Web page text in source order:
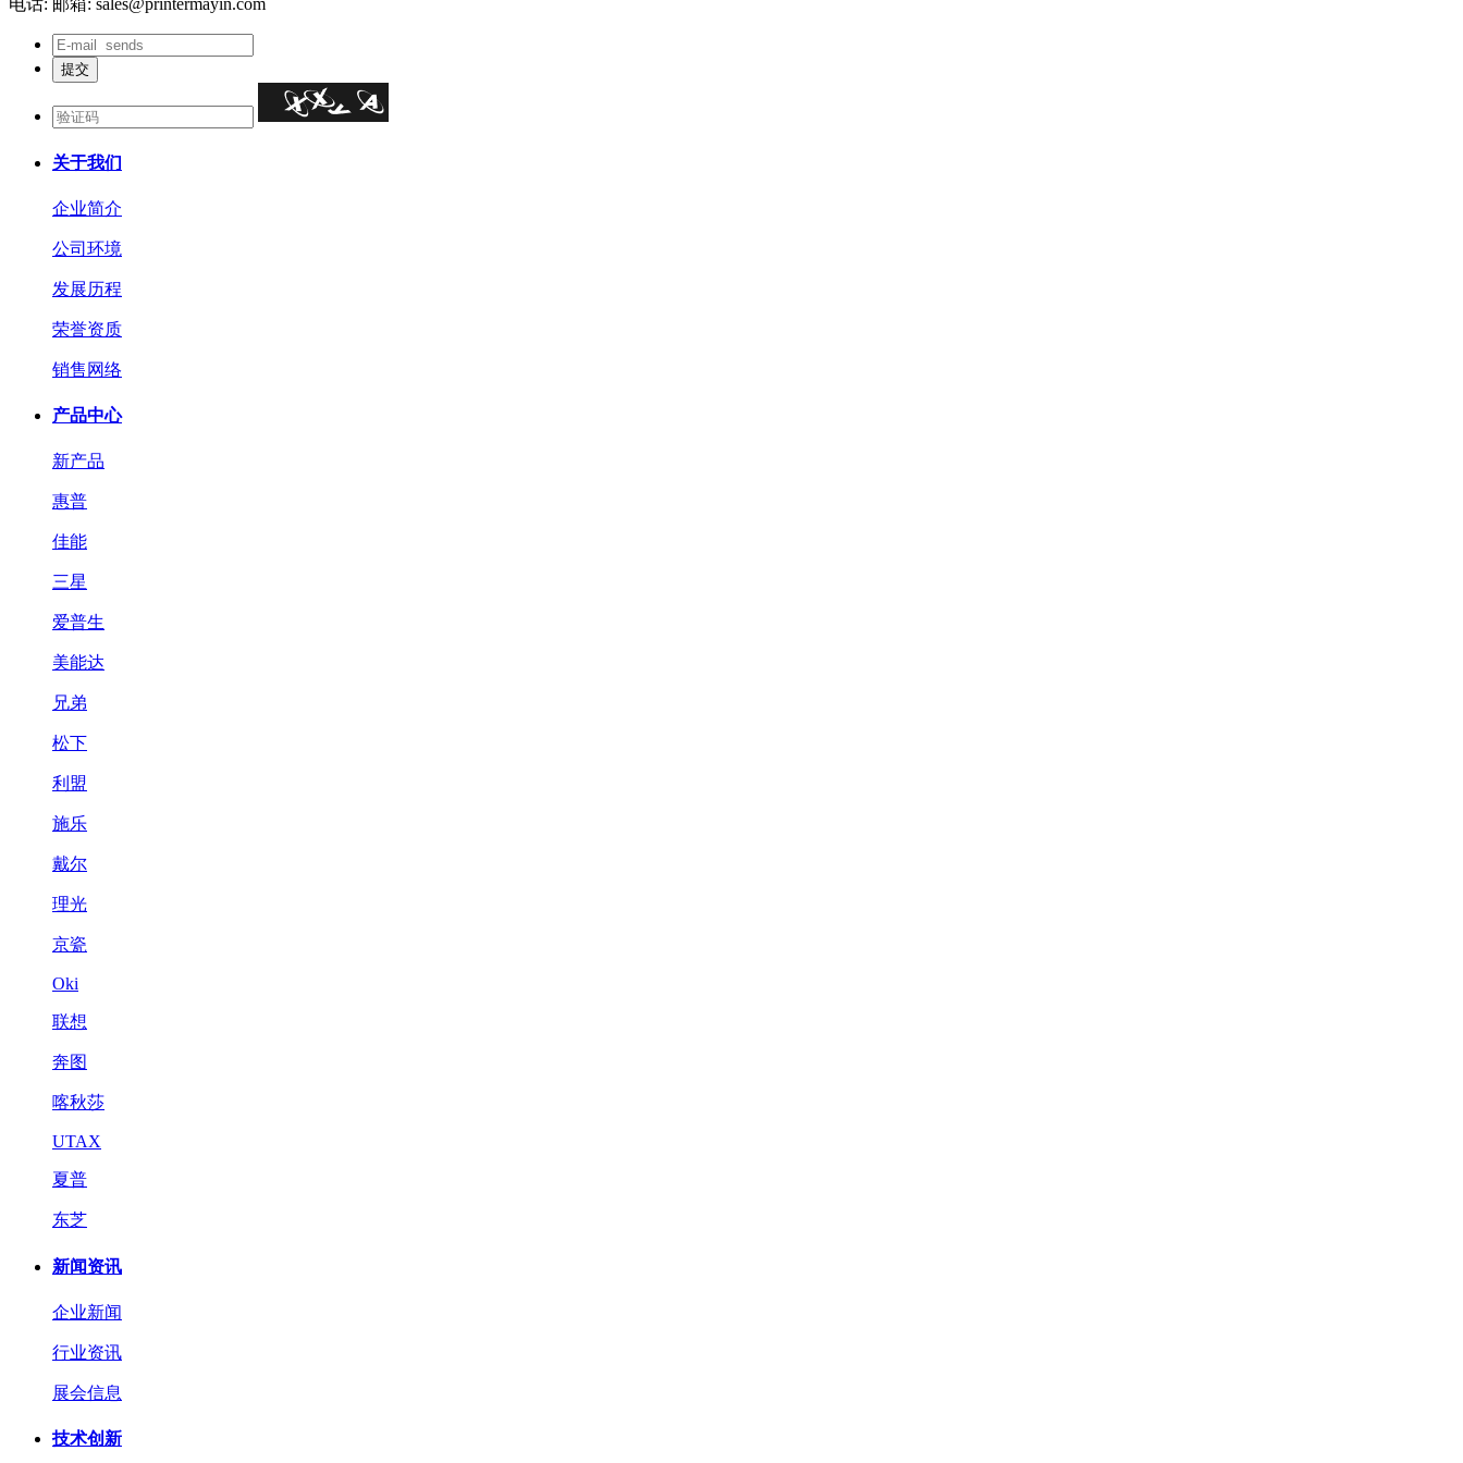
电话: 邮箱: sales@printermayin.com
关于我们
企业简介
公司环境
发展历程
荣誉资质
销售网络
产品中心
新产品
惠普
佳能
三星
爱普生
美能达
兄弟
松下
利盟
施乐
戴尔
理光
京瓷
Oki
联想
奔图
喀秋莎
UTAX
夏普
东芝
新闻资讯
企业新闻
行业资讯
展会信息
技术创新